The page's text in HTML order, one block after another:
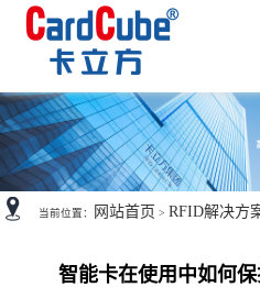
当前位置： 网站首页 > RFID解决方
智能卡在使用中如何保